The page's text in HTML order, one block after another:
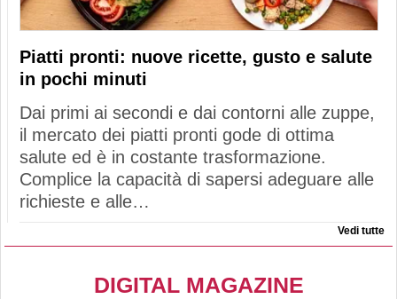
Piatti pronti: nuove ricette, gusto e salute
in pochi minuti
Dai primi ai secondi e dai contorni alle zuppe,
il mercato dei piatti pronti gode di ottima
salute ed è in costante trasformazione.
Complice la capacità di sapersi adeguare alle
richieste e alle…
Vedi tutte
DIGITAL MAGAZINE